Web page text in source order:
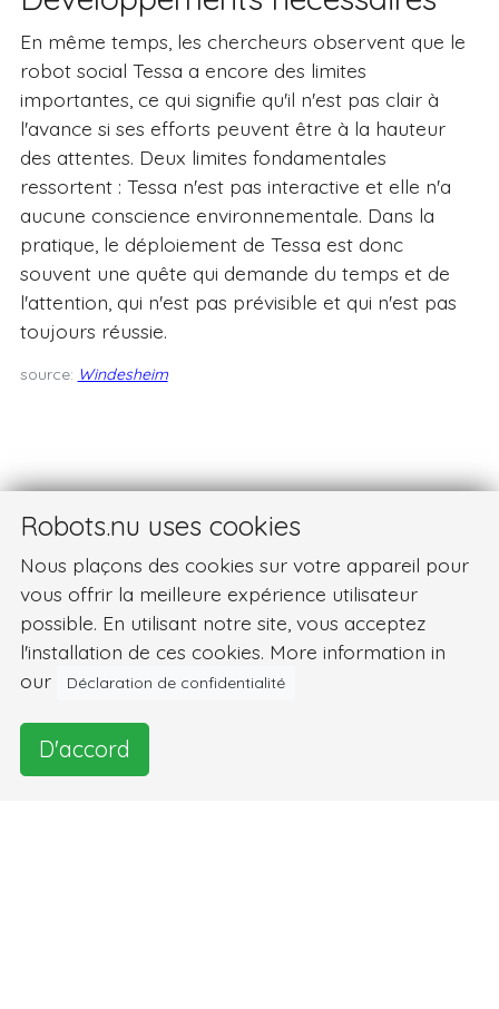
En même temps, les chercheurs observent que le
robot social Tessa a encore des limites
importantes, ce qui signifie qu'il n'est pas clair à
l'avance si ses efforts peuvent être à la hauteur
des attentes. Deux limites fondamentales
ressortent : Tessa n'est pas interactive et elle n'a
aucune conscience environnementale. Dans la
pratique, le déploiement de Tessa est donc
souvent une quête qui demande du temps et de
l'attention, qui n'est pas prévisible et qui n'est pas
toujours réussie.
source: Windesheim
Robots.nu uses cookies
Nous plaçons des cookies sur votre appareil pour
vous offrir la meilleure expérience utilisateur
possible. En utilisant notre site, vous acceptez
l'installation de ces cookies. More information in
our
Déclaration de confidentialité
D'accord